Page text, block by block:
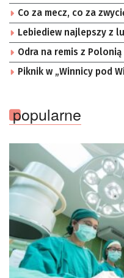
Co za mecz, co za
Lebiediew najlepszy z
Odra na remis z Polonią
Piknik w „Winnicy pod
popularne